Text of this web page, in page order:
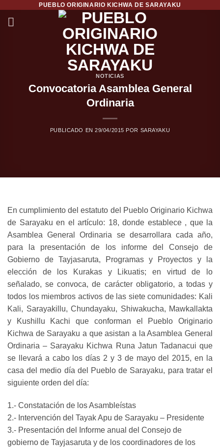
PUEBLO ORIGINARIO KICHWA DE SARAYAKU
NOTICIAS
Convocatoria Asamblea General
Ordinaria
PUBLICADO EN29/04/2015 POR SARAYAKU
En cumplimiento del estatuto del Pueblo Originario Kichwa
de Sarayaku en el artículo: 18, donde establece , que la
Asamblea General Ordinaria se desarrollara cada año,
para la presentación de los informe del Consejo de
Gobierno de Tayjasaruta, Programas y Proyectos y la
elección de los Kurakas y Likuatis; en virtud de lo
señalado, se convoca, de carácter obligatorio, a todas y
todos los miembros activos de las siete comunidades: Kali
Kali, Sarayakillu, Chundayaku, Shiwakucha, Mawkallakta
y Kushillu Kachi que conforman el Pueblo Originario
Kichwa de Sarayaku a que asistan a la Asamblea General
Ordinaria – Sarayaku Kichwa Runa Jatun Tadanacui que
se llevará a cabo los días 2 y 3 de mayo del 2015, en la
casa del medio día del Pueblo de Sarayaku, para tratar el
siguiente orden del día:
1.- Constatación de los Asambleístas
2.- Intervención del Tayak Apu de Sarayaku – Presidente
3.- Presentación del Informe anual del Consejo de
gobierno de Tayjasaruta y de los coordinadores de los